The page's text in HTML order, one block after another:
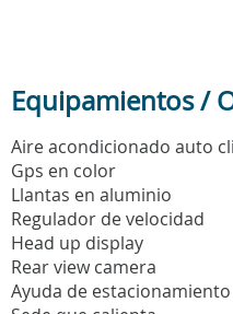
Equipamientos /
Aire acondicionado auto
Gps en color
Llantas en aluminio
Regulador de velocidad
Head up display
Rear view camera
Ayuda de estacionamiento